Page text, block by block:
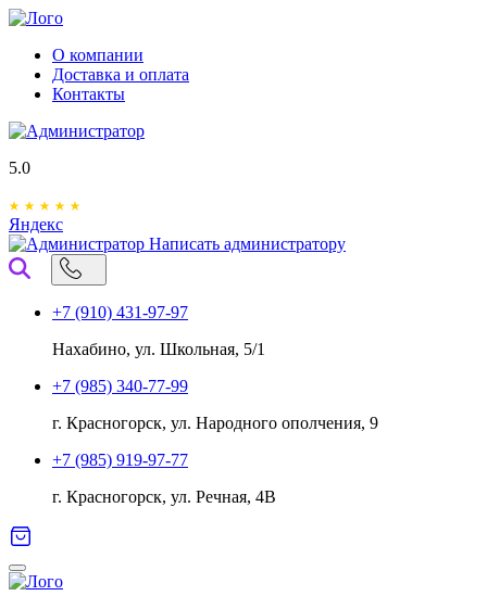
О компании
Доставка и оплата
Контакты
5.0
Яндекс
Написать администратору
+7 (910) 431-97-97
Нахабино, ул. Школьная, 5/1
+7 (985) 340-77-99
г. Красногорск, ул. Народного ополчения, 9
+7 (985) 919-97-77
г. Красногорск, ул. Речная, 4В